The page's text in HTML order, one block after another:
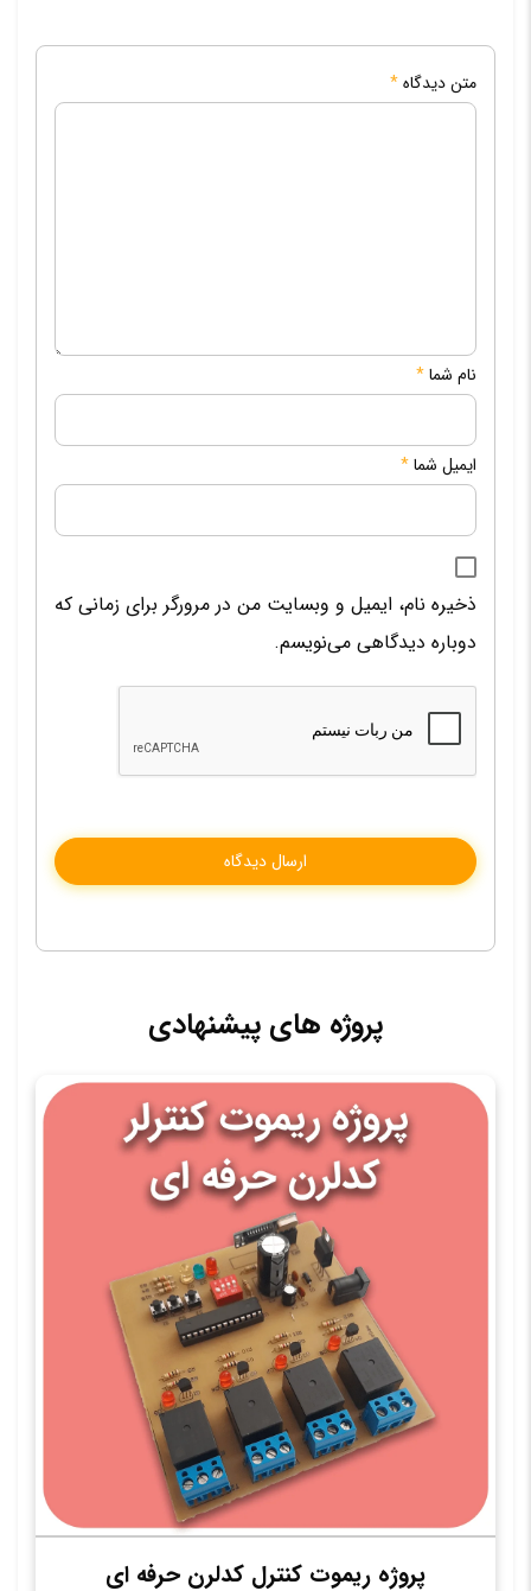
متن دیدگاه*
نام شما*
ایمیل شما*
ذخیره نام، ایمیل و وبسایت من در مرورگر برای زمانی که
دوباره دیدگاهی می‌نویسم.
پروژه های پیشنهادی
پروژه ریموت کنترل کدلرن حرفه ای